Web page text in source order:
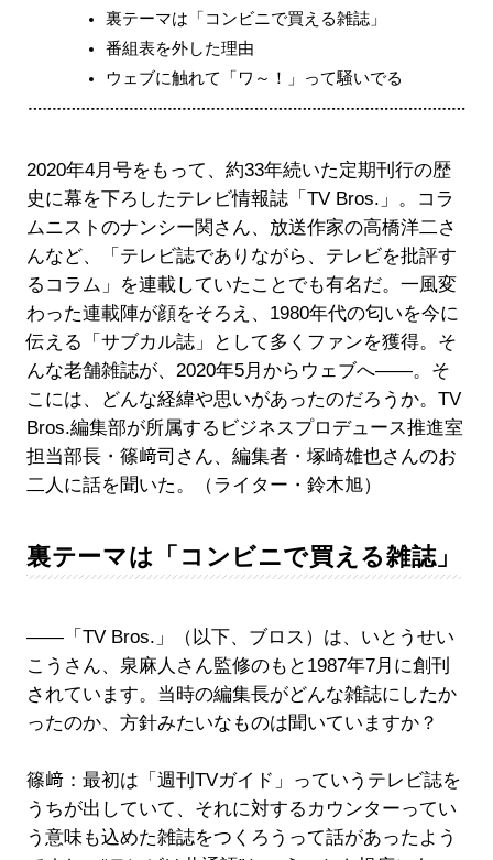
裏テーマは「コンビニで買える雑誌」
番組表を外した理由
ウェブに触れて「ワ～！」って騒いでる
2020年4月号をもって、約33年続いた定期刊行の歴
史に幕を下ろしたテレビ情報誌「TV Bros.」。コラ
ムニストのナンシー関さん、放送作家の高橋洋二さ
んなど、「テレビ誌でありながら、テレビを批評す
るコラム」を連載していたことでも有名だ。一風変
わった連載陣が顔をそろえ、1980年代の匂いを今に
伝える「サブカル誌」として多くファンを獲得。そ
んな老舗雑誌が、2020年5月からウェブへ――。そ
こには、どんな経緯や思いがあったのだろうか。TV
Bros.編集部が所属するビジネスプロデュース推進室
担当部長・篠﨑司さん、編集者・塚崎雄也さんのお
二人に話を聞いた。（ライター・鈴木旭）
裏テーマは「コンビニで買える雑誌」
――「TV Bros.」（以下、ブロス）は、いとうせい
こうさん、泉麻人さん監修のもと1987年7月に創刊
されています。当時の編集長がどんな雑誌にしたか
ったのか、方針みたいなものは聞いていますか？
篠﨑：最初は「週刊TVガイド」っていうテレビ誌を
うちが出していて、それに対するカウンターってい
う意味も込めた雑誌をつくろうって話があったよう